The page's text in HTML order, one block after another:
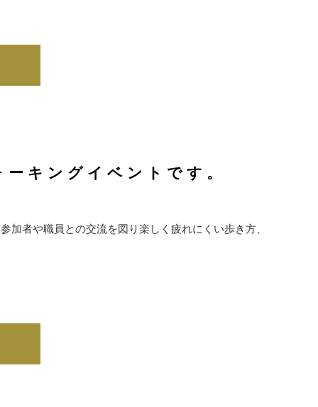
ーキングイベントです。
者や職員との交流を図り楽しく疲れにくい歩き方、